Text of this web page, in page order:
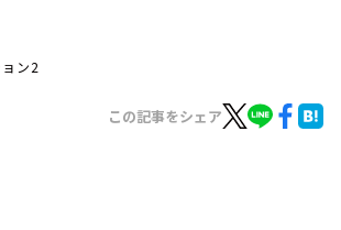
ン2
この記事をシェア